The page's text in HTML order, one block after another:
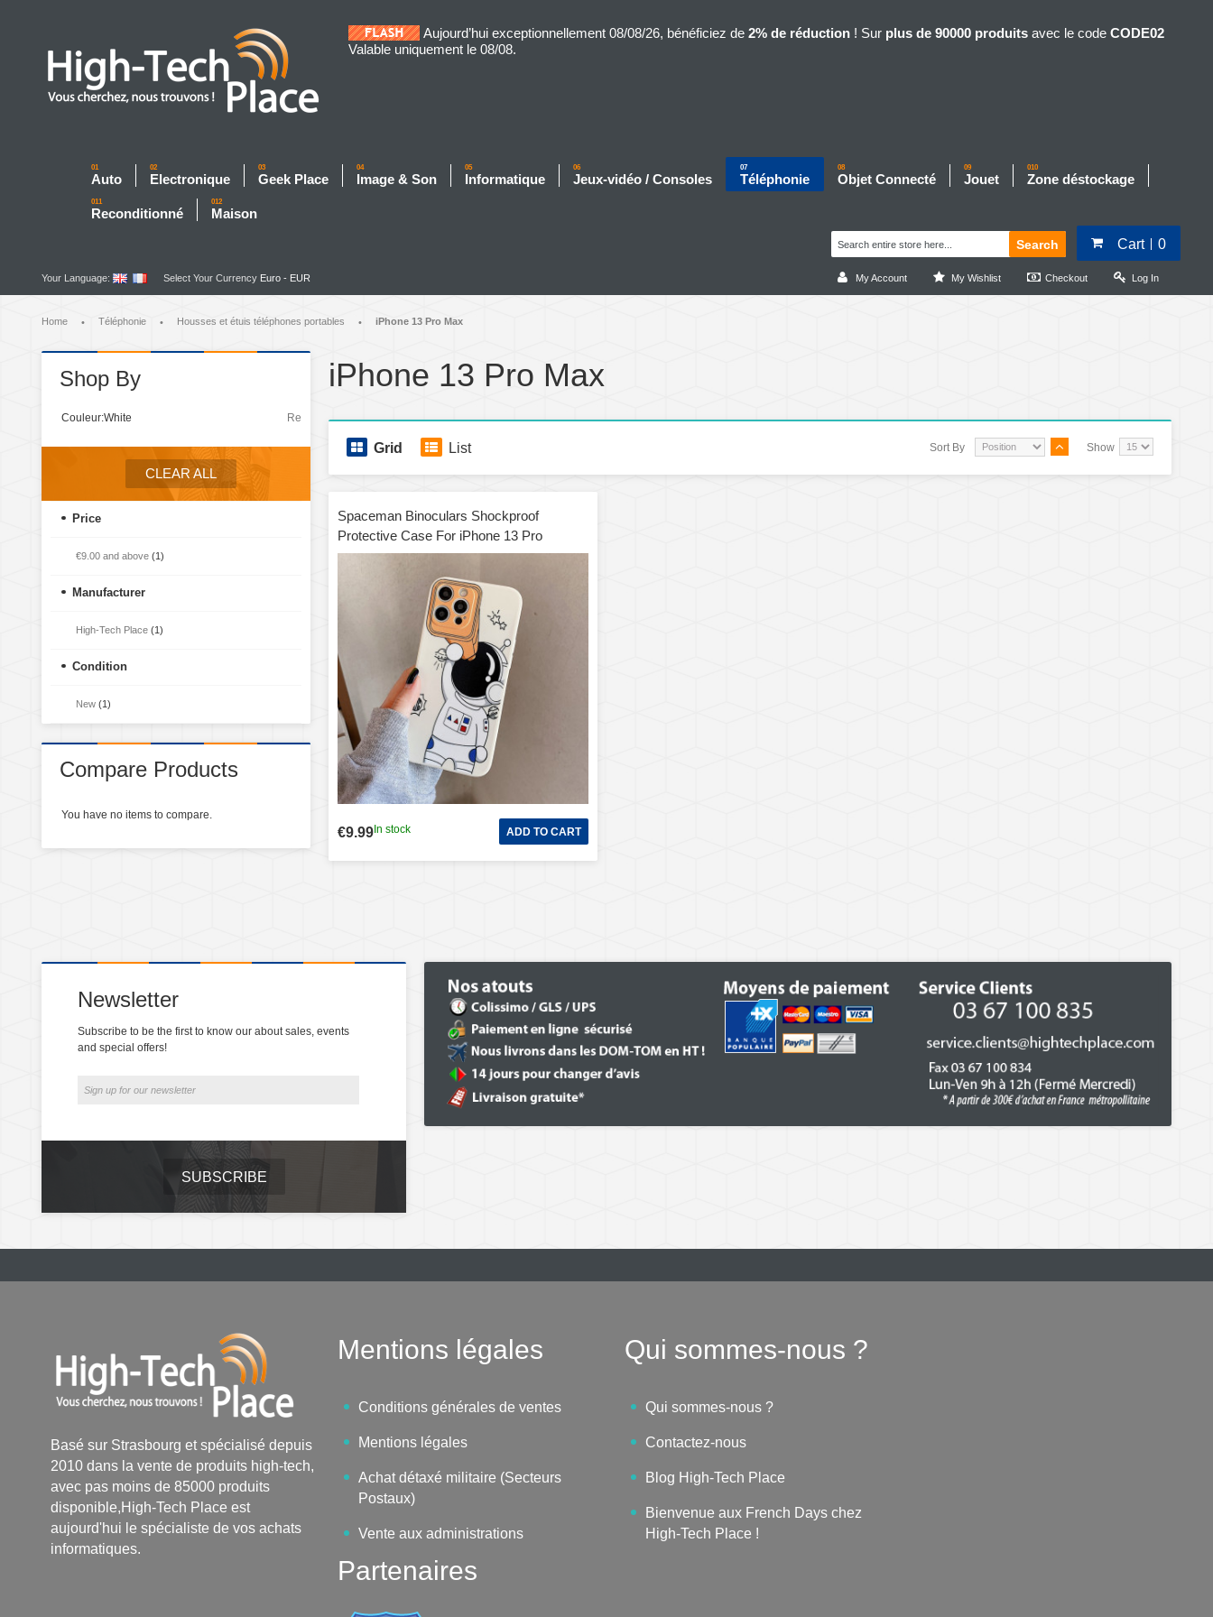
Aujourd’hui exceptionnellement 08/08/26, bénéficiez de 2% de réduction ! Sur plus de 90000 produits avec le code CODE02
Valable uniquement le 08/08.
01
Auto
02
Electronique
03
Geek Place
04
Image & Son
05
Informatique
06
Jeux-vidéo / Consoles
07
Téléphonie
08
Objet Connecté
09
Jouet
010
Zone déstockage
011
Reconditionné
012
Maison
Cart
0
Search
My Account My Wishlist Checkout Log In
Your Language: Select Your Currency Euro - EUR
Home • Téléphonie • Housses et étuis téléphones portables • iPhone 13 Pro Max
iPhone 13 Pro Max
Grid List Show
Sort By
Spaceman Binoculars Shockproof
Protective Case For iPhone 13 Pro
Max(White)
€9.99 In stock ADD TO CART
Shop By
Couleur:White
Remove
Item
CLEAR ALL
Price
€9.00 and above (1)
Manufacturer
High-Tech Place (1)
Condition
New (1)
Compare Products
You have no items to compare.
Newsletter
Subscribe to be the first to know our about sales, events
and special offers!
SUBSCRIBE
Basé sur Strasbourg et spécialisé depuis
2010 dans la vente de produits high-tech,
avec pas moins de 85000 produits
disponible,High-Tech Place est
aujourd'hui le spécialiste de vos achats
informatiques.
Mentions légales
Conditions générales de ventes
Mentions légales
Achat détaxé militaire (Secteurs
Postaux)
Vente aux administrations
Qui sommes-nous ?
Qui sommes-nous ?
Contactez-nous
Blog High-Tech Place
Bienvenue aux French Days chez
High-Tech Place !
Partenaires